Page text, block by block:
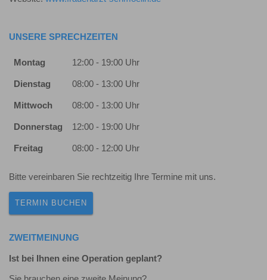
UNSERE SPRECHZEITEN
Montag 12:00 - 19:00 Uhr
Dienstag 08:00 - 13:00 Uhr
Mittwoch 08:00 - 13:00 Uhr
Donnerstag 12:00 - 19:00 Uhr
Freitag 08:00 - 12:00 Uhr
Bitte vereinbaren Sie rechtzeitig Ihre Termine mit uns.
TERMIN BUCHEN
ZWEITMEINUNG
Ist bei Ihnen eine Operation geplant?